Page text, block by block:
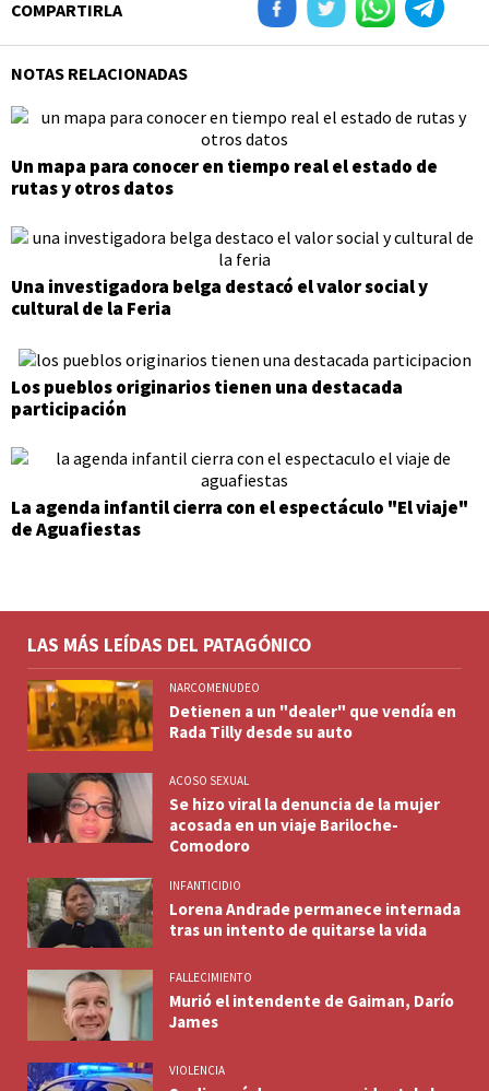
COMPARTIRLA
NOTAS RELACIONADAS
Un mapa para conocer en tiempo real el estado de
rutas y otros datos
Una investigadora belga destacó el valor social y
cultural de la Feria
Los pueblos originarios tienen una destacada
participación
La agenda infantil cierra con el espectáculo "El viaje"
de Aguafiestas
LAS MÁS LEÍDAS DEL PATAGÓNICO
NARCOMENUDEO
Detienen a un "dealer" que vendía en
Rada Tilly desde su auto
ACOSO SEXUAL
Se hizo viral la denuncia de la mujer
acosada en un viaje Bariloche-
Comodoro
INFANTICIDIO
Lorena Andrade permanece internada
tras un intento de quitarse la vida
FALLECIMIENTO
Murió el intendente de Gaiman, Darío
James
VIOLENCIA